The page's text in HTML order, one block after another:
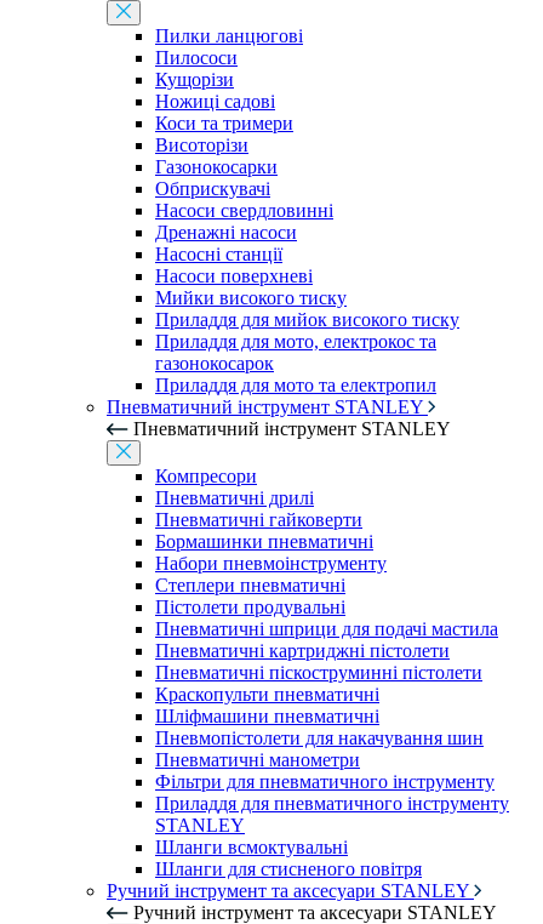
Пилки ланцюгові
Пилососи
Кущорізи
Ножиці садові
Коси та тримери
Висоторізи
Газонокосарки
Обприскувачі
Насоси свердловинні
Дренажні насоси
Насосні станції
Насоси поверхневі
Мийки високого тиску
Приладдя для мийок високого тиску
Приладдя для мото, електрокос та
газонокосарок
Приладдя для мото та електропил
Пневматичний інструмент STANLEY
Пневматичний інструмент STANLEY
Компресори
Пневматичні дрилі
Пневматичні гайковерти
Бормашинки пневматичні
Набори пневмоінструменту
Степлери пневматичні
Пістолети продувальні
Пневматичні шприци для подачі мастила
Пневматичні картриджні пістолети
Пневматичні піскоструминні пістолети
Краскопульти пневматичні
Шліфмашини пневматичні
Пневмопістолети для накачування шин
Пневматичні манометри
Фільтри для пневматичного інструменту
Приладдя для пневматичного інструменту
STANLEY
Шланги всмоктувальні
Шланги для стисненого повітря
Ручний інструмент та аксесуари STANLEY
Ручний інструмент та аксесуари STANLEY